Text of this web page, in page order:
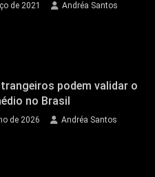
de 2021 Andréa Santos
podem validar o
no Brasil
de 2026 Andréa Santos